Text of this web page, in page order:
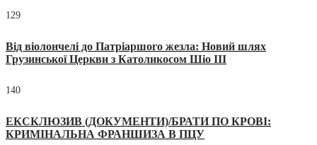
129
Від віолончелі до Патріаршого жезла: Новий шлях
Грузинської Церкви з Католикосом Шіо III
140
ЕКСКЛЮЗИВ (ДОКУМЕНТИ)/БРАТИ ПО КРОВІ:
КРИМІНАЛЬНА ФРАНШИЗА В ПЦУ